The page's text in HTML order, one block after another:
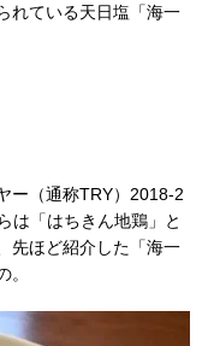
れている天日塩「海一
ー（通称TRY）2018-2
は「はちきん地鶏」と
先ほど紹介した「海一